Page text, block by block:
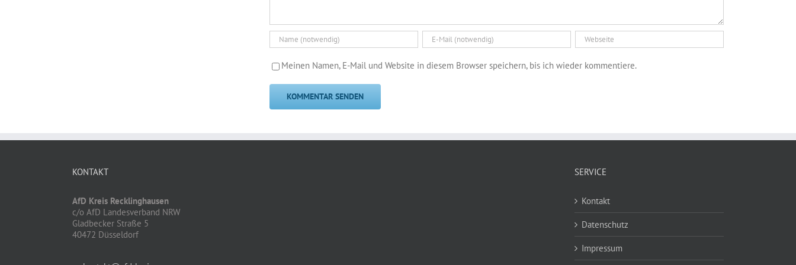
Meinen Namen, E-Mail und Website in diesem Browser speichern, bis ich wieder kommentiere.
KONTAKT
AfD Kreis Recklinghausen
c/o AfD Landesverband NRW
Gladbecker Straße 5
40472 Düsseldorf
SERVICE
Kontakt
Datenschutz
Impressum